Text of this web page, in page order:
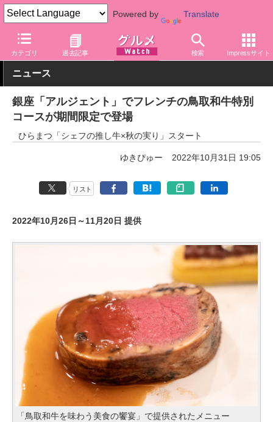
Powered by Translate
カテゴリ 過去記事 検索 Impressサイト
グルメ Watch 店舗 レストラン
ニュース
銀座「アルジェント」でフレンチの鳥取和牛特別
コースが期間限定で登場
ひらまつ「シェフの推し牛×秋の実り」スタート
ゆきぴゅー 2022年10月31日 19:05
リスト
2022年10月26日～11月20日 提供
「鳥取和牛を味わう美食の饗宴」で提供されたメニュー